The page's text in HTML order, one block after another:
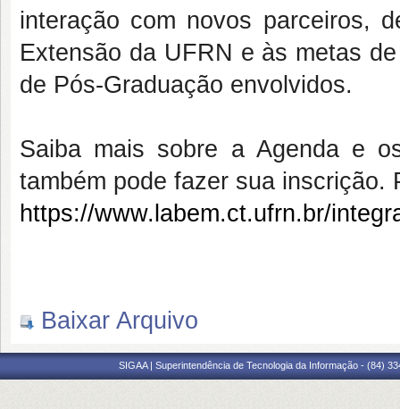
interação com novos parceiros,
Extensão da UFRN e às metas
de Pós-Graduação envolvidos.
Saiba mais sobre a Agenda e
também pode fazer sua inscrição.
https://www.labem.ct.ufrn.br/
Baixar Arquivo
SIGAA | Superintendência de Tecnologia da Informação - (84)